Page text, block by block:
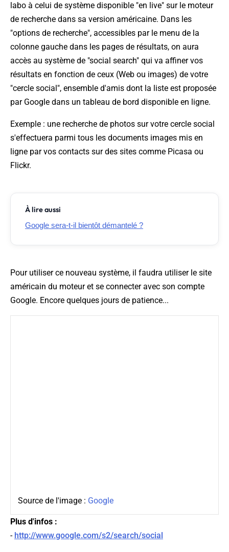
labo à celui de système disponible "en live" sur le moteur
de recherche dans sa version américaine. Dans les
"options de recherche", accessibles par le menu de la
colonne gauche dans les pages de résultats, on aura
accès au système de "social search" qui va affiner vos
résultats en fonction de ceux (Web ou images) de votre
"cercle social", ensemble d'amis dont la liste est proposée
par Google dans un tableau de bord disponible en ligne.
Exemple : une recherche de photos sur votre cercle social
s'effectuera parmi tous les documents images mis en
ligne par vos contacts sur des sites comme Picasa ou
Flickr.
À lire aussi
Google sera-t-il bientôt démantelé ?
Pour utiliser ce nouveau système, il faudra utiliser le site
américain du moteur et se connecter avec son compte
Google. Encore quelques jours de patience...
Source de l'image : Google
Plus d'infos :
- http://www.google.com/s2/search/social